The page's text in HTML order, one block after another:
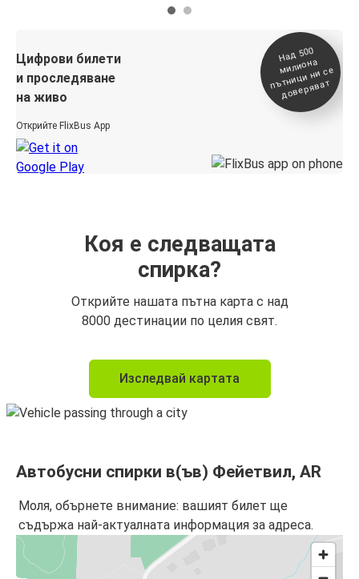
Цифрови билети
и проследяване
на живо
Открийте FlixBus App
На
д 500
милиона
п
ътници ни се
доверяват
Коя е следващата
спирка?
Открийте нашата пътна карта с над
8000 дестинации по целия свят.
Изследвай картата
Автобусни спирки в(ъв) Фейетвил, AR
Моля, обърнете внимание: вашият билет ще
съдържа най-актуалната информация за адреса.